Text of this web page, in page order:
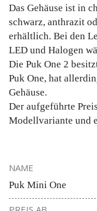
Das Gehäuse ist in
schwarz, anthrazit
erhältlich. Bei den
LED und Halogen
Die Puk One 2
Puk One, hat
Gehäuse.
Der aufgeführte
Modellvariante und
NAME
Puk Mini One